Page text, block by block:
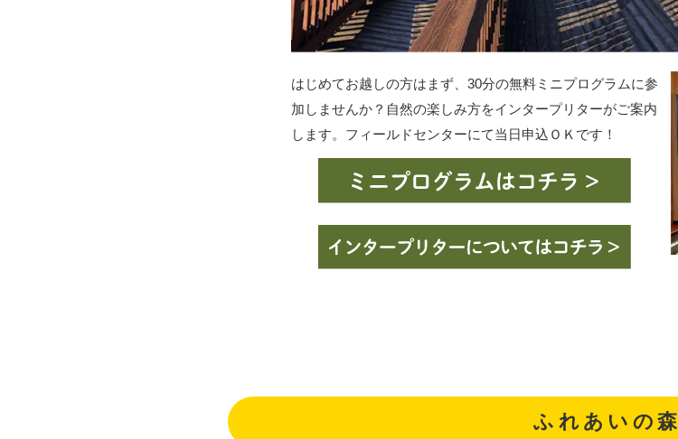
はじめてお越しの方はまず、30分の無料ミニプログラムに参
加しませんか？自然の楽しみ方をインタープリターがご案内
します。フィールドセンターにて当日申込ＯＫです！
ふれあいの森